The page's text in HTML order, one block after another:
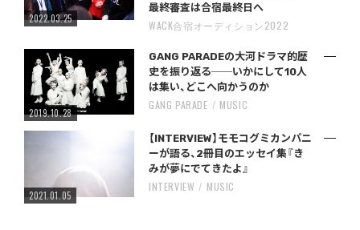
2022.03.25
最終審査は合宿最終日へ
WACK合宿オーディション2022
2019.10.28
GANG PARADEの大河ドラマ的歴
史を振り返る──いかにして10人
は集い、どこへ向かうのか
GANG PARADE MUSIC
2021.01.05
【INTERVIEW】モモコグミカンパニ
ーが語る、2冊目のエッセイ集『き
みが夢にでてきたよ』
INTERVIEW MUSIC